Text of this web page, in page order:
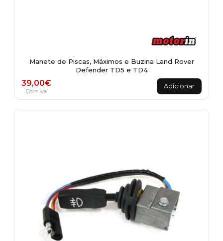
Manete de Piscas, Máximos e Buzina Land Rover
Defender TD5 e TD4
39,00€
Com Iva
Adicionar